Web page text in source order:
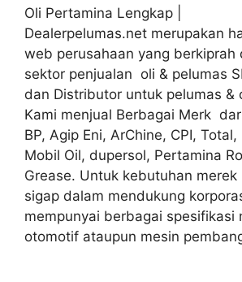
Oli Pertamina Lengkap |
Dealerpelumas.net merupakan
web perusahaan yang berkiprah
sektor penjualan oli & pelumas
dan Distributor untuk pelumas &
Kami menjual Berbagai Merk
BP, Agip Eni, ArChine, CPI, Total,
Mobil Oil, dupersol, Pertamina
Grease. Untuk kebutuhan merek
sigap dalam mendukung
mempunyai berbagai spesifikasi
otomotif ataupun mesin